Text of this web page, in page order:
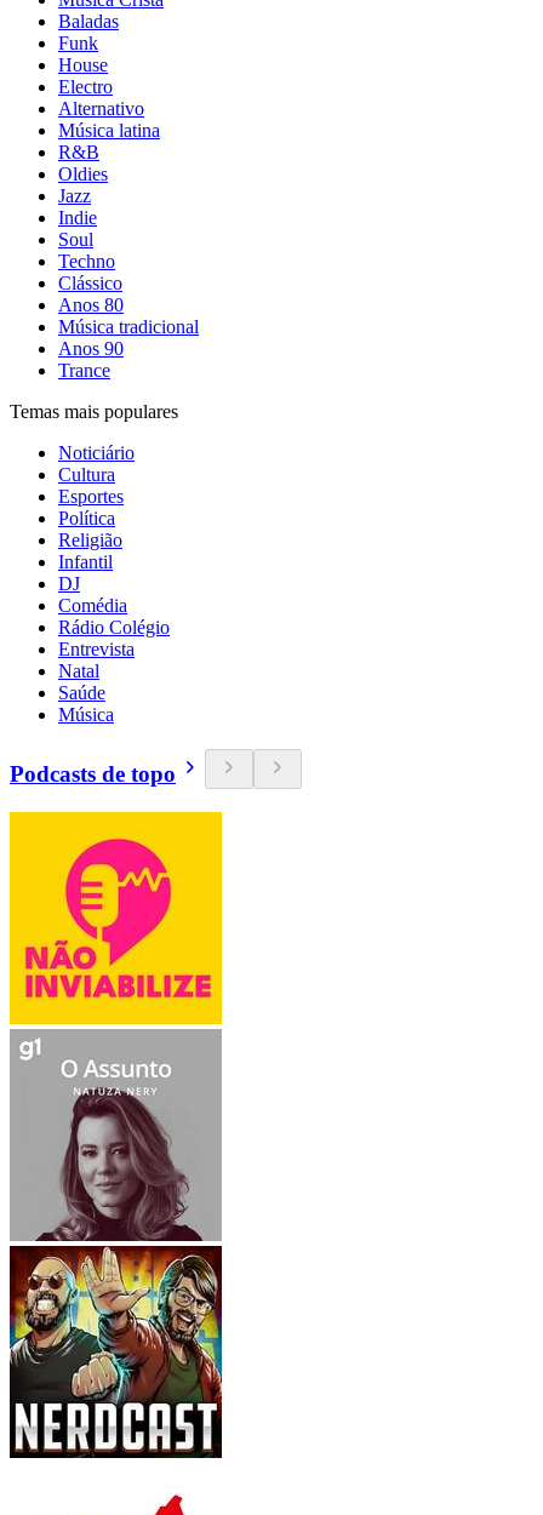
Baladas
Funk
House
Electro
Alternativo
Música latina
R&B
Oldies
Jazz
Indie
Soul
Techno
Clássico
Anos 80
Música tradicional
Anos 90
Trance
Temas mais populares
Noticiário
Cultura
Esportes
Política
Religião
Infantil
DJ
Comédia
Rádio Colégio
Entrevista
Natal
Saúde
Música
Podcasts de topo